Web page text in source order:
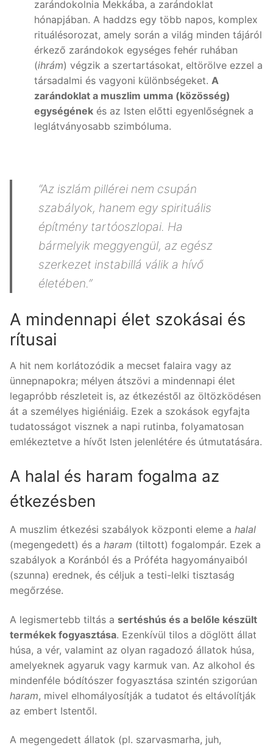
zarándokolnia Mekkába, a zarándoklat
hónapjában. A haddzs egy több napos, komplex
rituálésorozat, amely során a világ minden tájáról
érkező zarándokok egységes fehér ruhában
(ihrám) végzik a szertartásokat, eltörölve ezzel a
társadalmi és vagyoni különbségeket. A
zarándoklat a muszlim umma (közösség)
egységének és az Isten előtti egyenlőségnek a
leglátványosabb szimbóluma.
“Az iszlám pillérei nem csupán
szabályok, hanem egy spirituális
építmény tartóoszlopai. Ha
bármelyik meggyengül, az egész
szerkezet instabillá válik a hívő
életében.”
A mindennapi élet szokásai és
rítusai
A hit nem korlátozódik a mecset falaira vagy az
ünnepnapokra; mélyen átszövi a mindennapi élet
legapróbb részleteit is, az étkezéstől az öltözködésen
át a személyes higiéniáig. Ezek a szokások egyfajta
tudatosságot visznek a napi rutinba, folyamatosan
emlékeztetve a hívőt Isten jelenlétére és útmutatására.
A halal és haram fogalma az
étkezésben
A muszlim étkezési szabályok központi eleme a halal
(megengedett) és a haram (tiltott) fogalompár. Ezek a
szabályok a Koránból és a Próféta hagyományaiból
(szunna) erednek, és céljuk a testi-lelki tisztaság
megőrzése.
A legismertebb tiltás a sertéshús és a belőle készült
termékek fogyasztása. Ezenkívül tilos a döglött állat
húsa, a vér, valamint az olyan ragadozó állatok húsa,
amelyeknek agyaruk vagy karmuk van. Az alkohol és
mindenféle bódítószer fogyasztása szintén szigorúan
haram, mivel elhomályosítják a tudatot és eltávolítják
az embert Istentől.
A megengedett állatok (pl. szarvasmarha, juh,